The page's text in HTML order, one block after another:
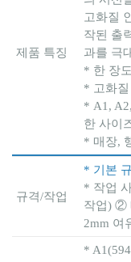
제품 특징
고화질
작된 출
과를 극
* 한 장
* 고화질
* A1,
한 사이
* 매장,
규격/작업
* 기본
* 작업
작업) ②
2mm 여
*